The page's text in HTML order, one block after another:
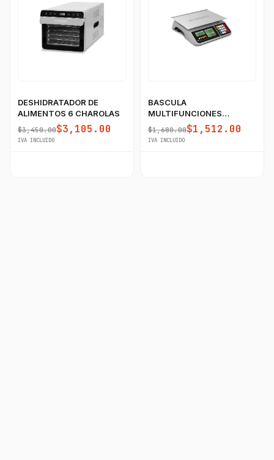
DESHIDRATADOR DE
ALIMENTOS 6 CHAROLAS
$3,450.00$3,105.00
IVA INCLUIDO
BASCULA
MULTIFUNCIONES
60KG/5GR RHINO CON
PUERTO USB
$1,680.00$1,512.00
IVA INCLUIDO